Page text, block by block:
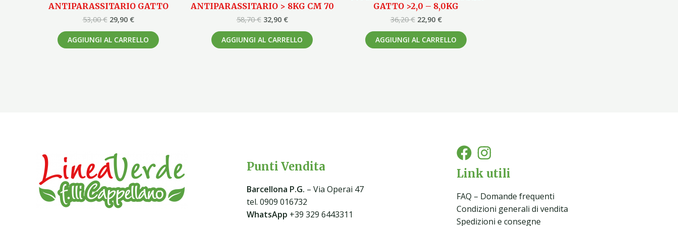
ANTIPARASSITARIO GATTO
53,00€ 29,90 €
AGGIUNGI AL CARRELLO
ANTIPARASSITARIO > 8KG CM 70
58,70€ 32,90 €
AGGIUNGI AL CARRELLO
GATTO >2,0 – 8,0KG
36,20€ 22,90 €
AGGIUNGI AL CARRELLO
Punti Vendita
Barcellona P.G. – Via Operai 47
tel. 0909 016732
WhatsApp +39 329 6443311
Link utili
FAQ – Domande frequenti
Condizioni generali di vendita
Spedizioni e consegne